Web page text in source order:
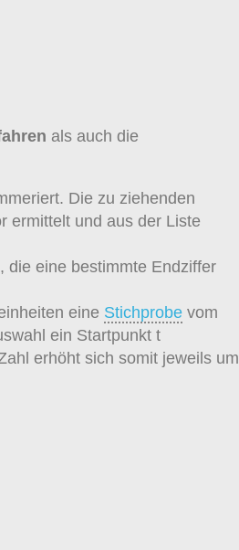
als auch die
Die zu ziehenden
ermittelt und aus der Liste
die eine bestimmte Endziffer
eine Stichprobe vom
ein Startpunkt t
erhöht sich somit jeweils um